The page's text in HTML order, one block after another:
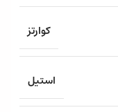
کوارتز
استیل